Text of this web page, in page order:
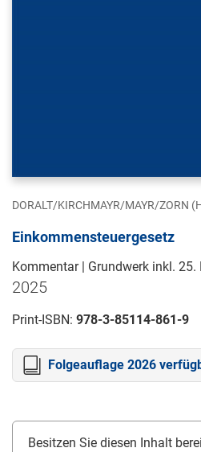
DORALT/KIRCHMAYR/MAYR/ZORN
Einkommensteuergesetz
Kommentar | Grundwerk inkl.
2025
Print-ISBN: 978-3-85114-861-9
Folgeauflage 2026
Besitzen Sie diesen Inhalt